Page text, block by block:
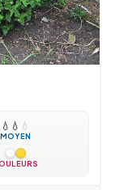
💧 💧 💧
MOYEN